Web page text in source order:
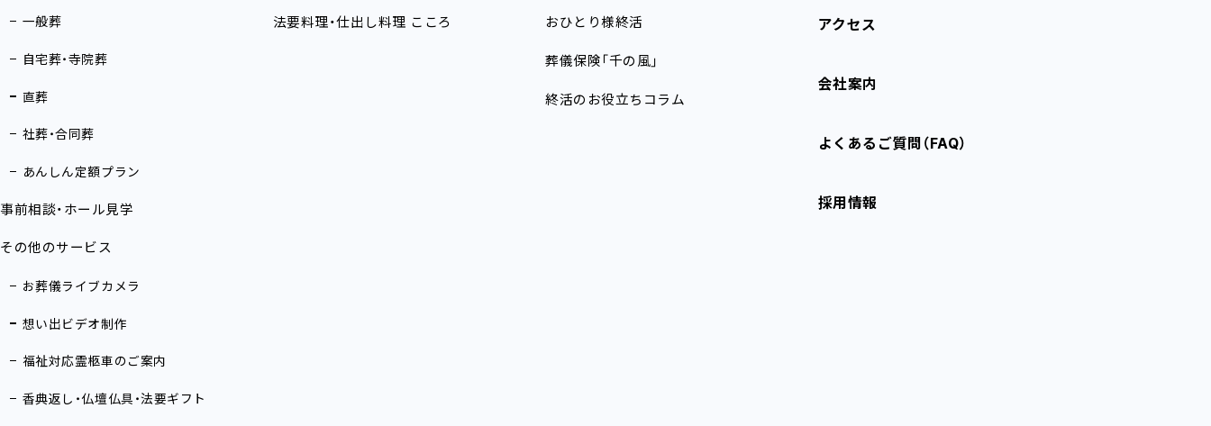
一般葬
自宅葬・寺院葬
直葬
社葬・合同葬
あんしん定額プラン
事前相談・ホール見学
その他のサービス
お葬儀ライブカメラ
想い出ビデオ制作
福祉対応霊柩車のご案内
香典返し・仏壇仏具・法要ギフト
法要料理・仕出し料理 こころ おひとり様終活
葬儀保険「千の風」
終活のお役立ちコラム
アクセス
会社案内
よくあるご質問（FAQ）
採用情報